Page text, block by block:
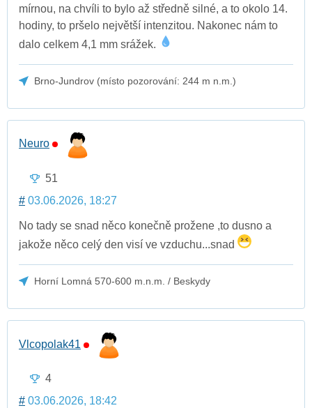
mírnou, na chvíli to bylo až středně silné, a to okolo 14.
hodiny, to pršelo největší intenzitou. Nakonec nám to
dalo celkem 4,1 mm srážek.
Brno-Jundrov (místo pozorování: 244 m n.m.)
Neuro
51
# 03.06.2026, 18:27
No tady se snad něco konečně prožene ,to dusno a
jakože něco celý den visí ve vzduchu...snad
Horní Lomná 570-600 m.n.m. / Beskydy
Vlcopolak41
4
# 03.06.2026, 18:42